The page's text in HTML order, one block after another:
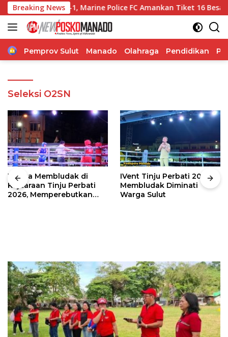
Langsung
ke
konten
Breaking News
VIII ke-1, Marine Police FC Amankan Tiket 16 Besar
Home
Pemprov Sulut Manado Olahraga Pendidikan
Seleksi O2SN
Warga Membludak di
Kejuaraan Tinju Perbati
2026, Memperebutkan
IVent Tinju Perbati 2026
Membludak Diminati
Warga Sulut